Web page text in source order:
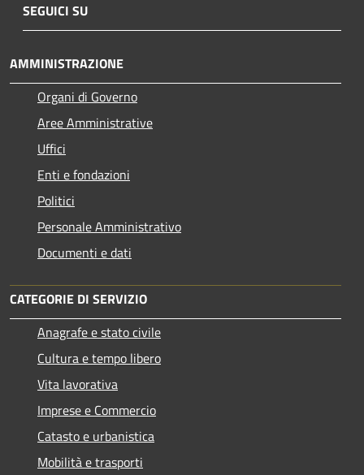
SEGUICI SU
AMMINISTRAZIONE
Organi di Governo
Aree Amministrative
Uffici
Enti e fondazioni
Politici
Personale Amministrativo
Documenti e dati
CATEGORIE DI SERVIZIO
Anagrafe e stato civile
Cultura e tempo libero
Vita lavorativa
Imprese e Commercio
Catasto e urbanistica
Mobilità e trasporti